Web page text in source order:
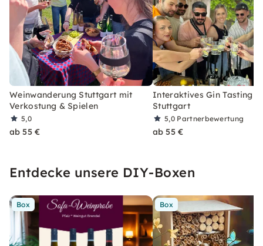
Weinwanderung Stuttgart mit
Verkostung & Spielen
5,0
ab 55 €
Interaktives Gin Tasting in
Stuttgart
5,0 Partnerbewertung
ab 55 €
Entdecke unsere DIY-Boxen
Box Box